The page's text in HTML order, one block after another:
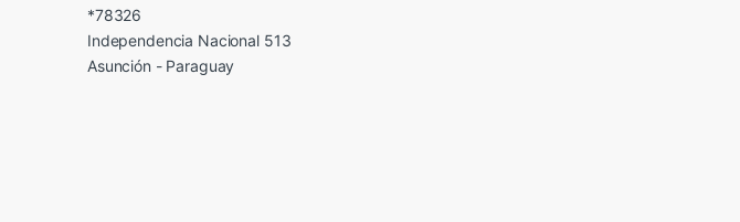
*78326
Independencia Nacional 513
Asunción - Paraguay